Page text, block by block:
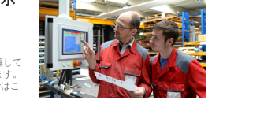
して
。
こ